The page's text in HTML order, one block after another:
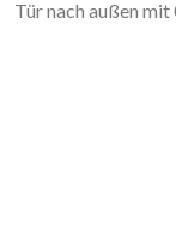
Tür nach außen